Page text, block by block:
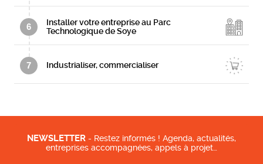
6
Installer votre entreprise au Parc
Technologique de Soye
7 Industrialiser, commercialiser
NEWSLETTER - Restez informés ! Agenda, actualités,
entreprises accompagnées, appels à projet…